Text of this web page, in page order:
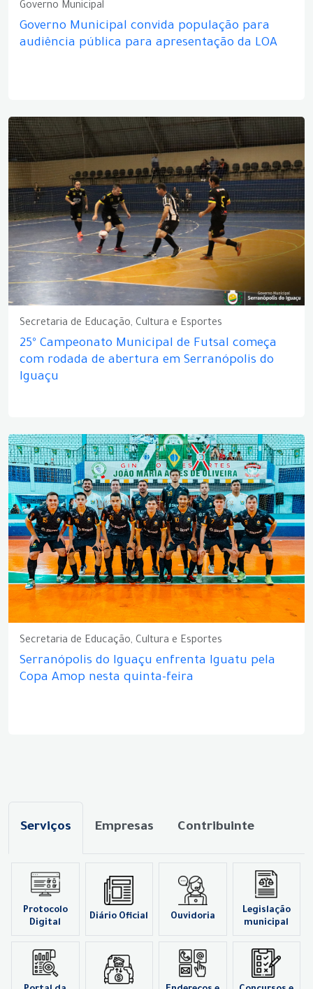
Governo Municipal
Governo Municipal convida população para
audiência pública para apresentação da LOA
Secretaria de Educação, Cultura e Esportes
25º Campeonato Municipal de Futsal começa
com rodada de abertura em Serranópolis do
Iguaçu
Secretaria de Educação, Cultura e Esportes
Serranópolis do Iguaçu enfrenta Iguatu pela
Copa Amop nesta quinta-feira
Serviços Empresas Contribuinte
Protocolo
Digital
Diário Oficial Ouvidoria
Legislação
municipal